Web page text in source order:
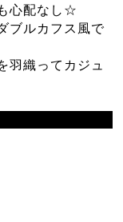
心配なし☆
ブルカフス風で
羽織ってカジュ